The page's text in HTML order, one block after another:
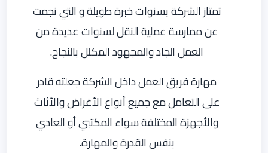
تمتاز الشركة بسنوات خبرة طويلة و التي نجمت
عن ممارسة عملية النقل لسنوات عديدة من
العمل الجاد والمجهود المكلل بالنجاح.
مهارة فريق العمل داخل الشركة جعلته قادر
على التعامل مع جميع أنواع الأغراض والأثاث
والأجهزة المختلفة سواء المكتبي أو العادي
بنفس القدرة والمهارة.